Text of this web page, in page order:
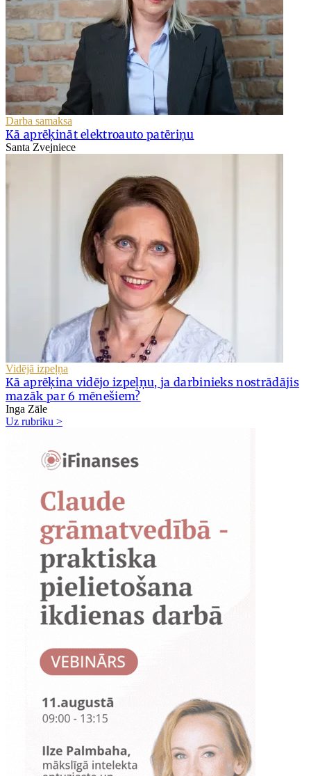
Darba samaksa
Kā aprēķināt elektroauto patēriņu
Santa Zvejniece
Vidējā izpeļņa
Kā aprēķina vidējo izpeļņu, ja darbinieks nostrādājis
mazāk par 6 mēnešiem?
Inga Zāle
Uz rubriku >